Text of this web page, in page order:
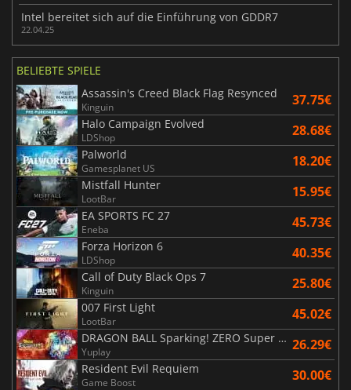
Intel bereitet sich auf die Einführung von GDDR7
22.04.25
BELIEBTE SPIELE
Assassin's Creed Black Flag Resynced
Kinguin 37.75€
Halo Campaign Evolved
LDShop 28.68€
Palworld
Gamesplanet US 18.20€
Mistfall Hunter
LootBar 15.95€
EA SPORTS FC 27
Eneba 45.73€
Forza Horizon 6
LDShop 40.35€
Call of Duty Black Ops 7
Kinguin 25.80€
007 First Light
LootBar 45.02€
DRAGON BALL Sparking! ZERO Super Limit Breaking NEO
Yuplay 26.29€
Resident Evil Requiem
Game Boost 30.00€